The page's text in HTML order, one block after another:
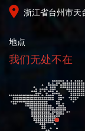
浙江省台州市天
地点
我们无处不在